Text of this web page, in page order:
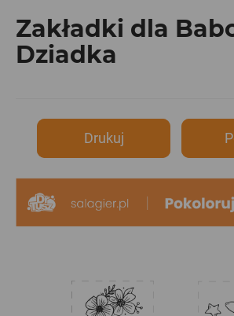
Zakładki dla
Dziadka
Drukuj